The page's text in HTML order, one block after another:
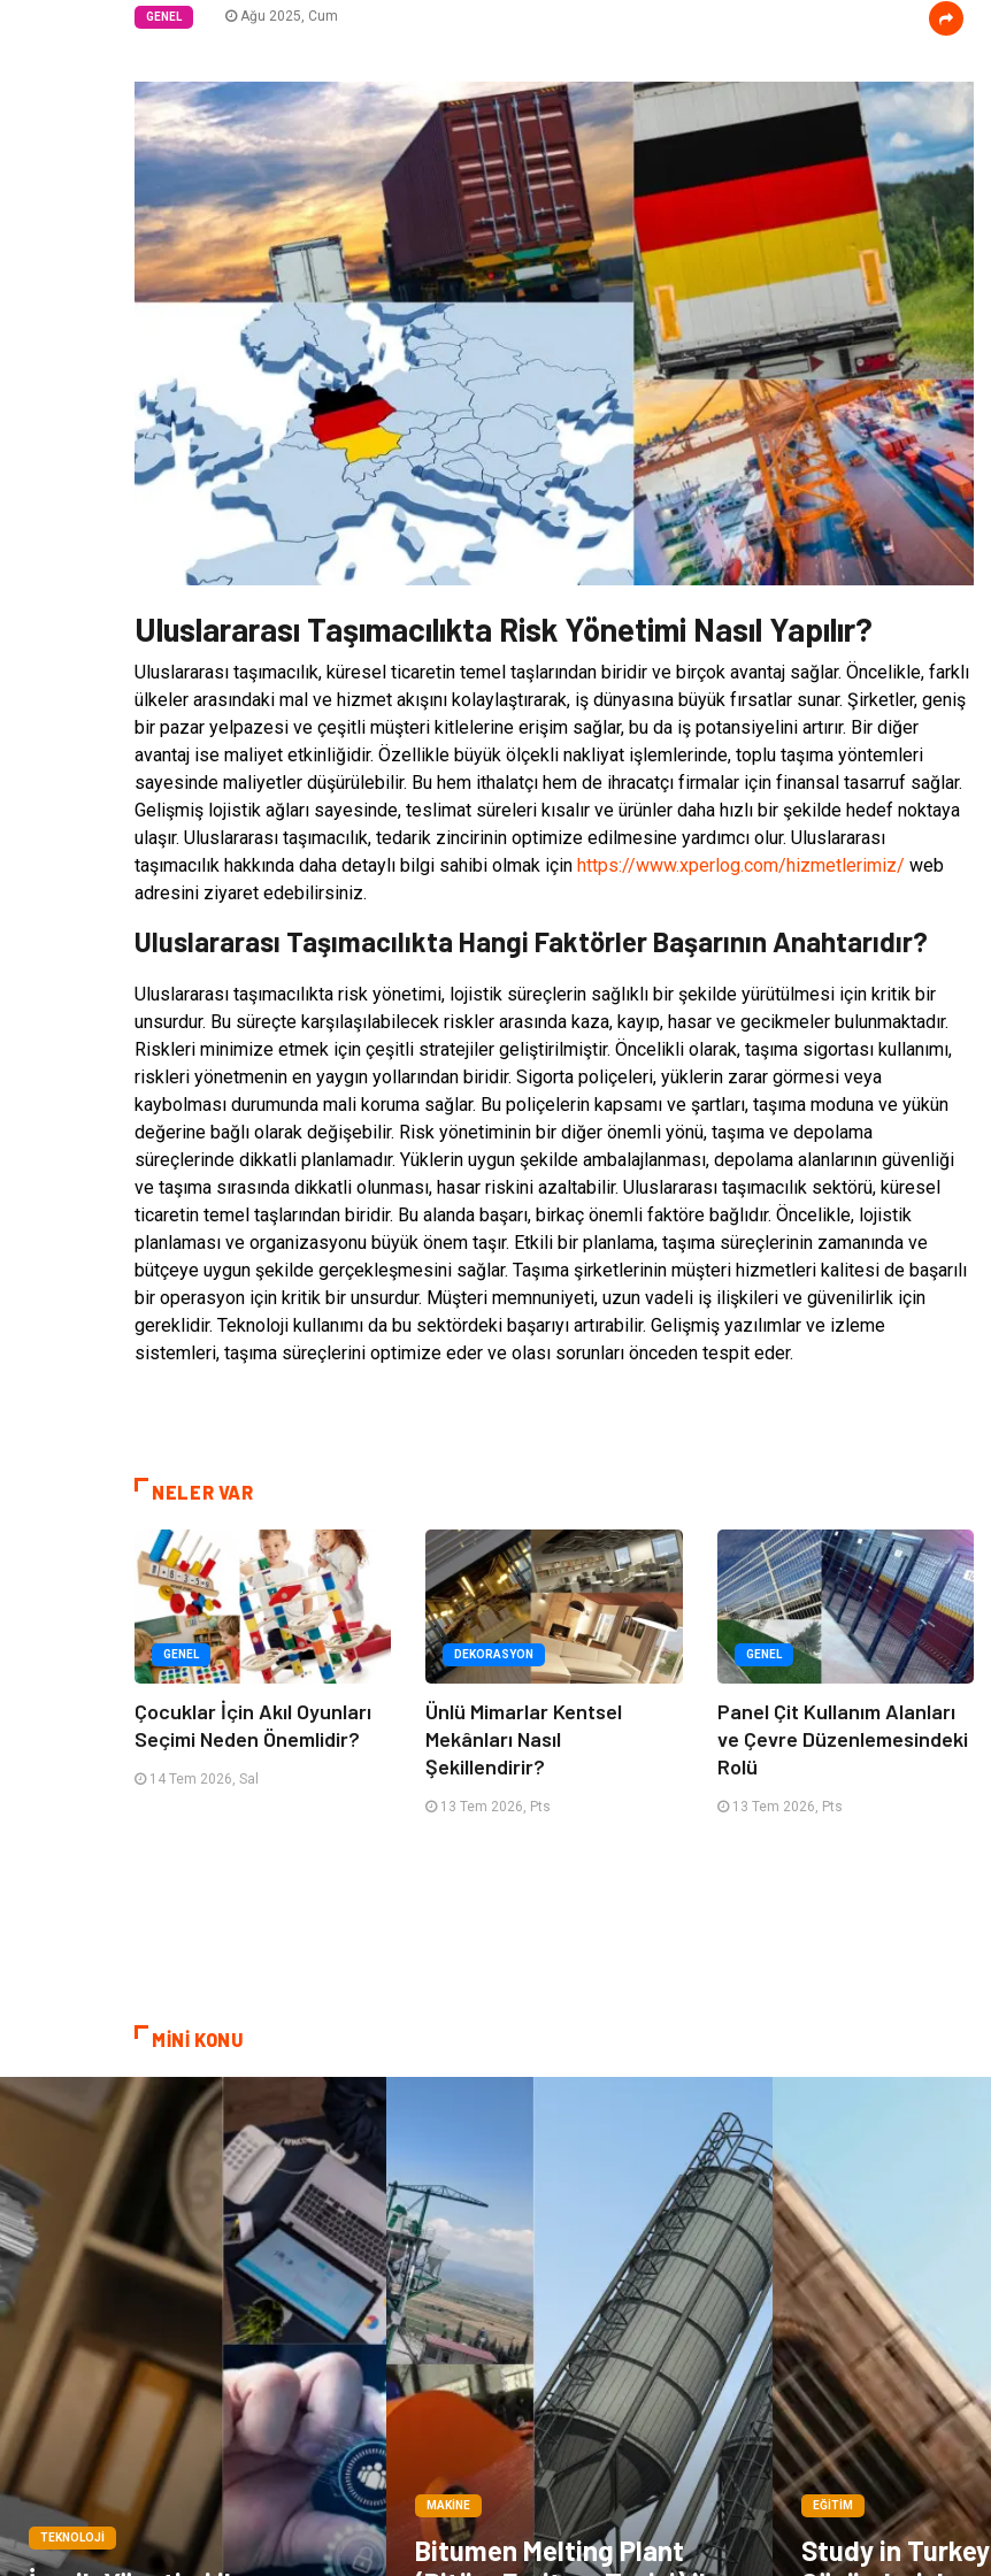
GENEL Ağu 2025, Cum
Uluslararası Taşımacılıkta Risk Yönetimi Nasıl Yapılır?
Uluslararası taşımacılık, küresel ticaretin temel taşlarından biridir ve birçok avantaj sağlar. Öncelikle, farklı
ülkeler arasındaki mal ve hizmet akışını kolaylaştırarak, iş dünyasına büyük fırsatlar sunar. Şirketler, geniş
bir pazar yelpazesi ve çeşitli müşteri kitlelerine erişim sağlar, bu da iş potansiyelini artırır. Bir diğer
avantaj ise maliyet etkinliğidir. Özellikle büyük ölçekli nakliyat işlemlerinde, toplu taşıma yöntemleri
sayesinde maliyetler düşürülebilir. Bu hem ithalatçı hem de ihracatçı firmalar için finansal tasarruf sağlar.
Gelişmiş lojistik ağları sayesinde, teslimat süreleri kısalır ve ürünler daha hızlı bir şekilde hedef noktaya
ulaşır. Uluslararası taşımacılık, tedarik zincirinin optimize edilmesine yardımcı olur. Uluslararası
taşımacılık hakkında daha detaylı bilgi sahibi olmak için https://www.xperlog.com/hizmetlerimiz/ web
adresini ziyaret edebilirsiniz.
Uluslararası Taşımacılıkta Hangi Faktörler Başarının Anahtarıdır?
Uluslararası taşımacılıkta risk yönetimi, lojistik süreçlerin sağlıklı bir şekilde yürütülmesi için kritik bir
unsurdur. Bu süreçte karşılaşılabilecek riskler arasında kaza, kayıp, hasar ve gecikmeler bulunmaktadır.
Riskleri minimize etmek için çeşitli stratejiler geliştirilmiştir. Öncelikli olarak, taşıma sigortası kullanımı,
riskleri yönetmenin en yaygın yollarından biridir. Sigorta poliçeleri, yüklerin zarar görmesi veya
kaybolması durumunda mali koruma sağlar. Bu poliçelerin kapsamı ve şartları, taşıma moduna ve yükün
değerine bağlı olarak değişebilir. Risk yönetiminin bir diğer önemli yönü, taşıma ve depolama
süreçlerinde dikkatli planlamadır. Yüklerin uygun şekilde ambalajlanması, depolama alanlarının güvenliği
ve taşıma sırasında dikkatli olunması, hasar riskini azaltabilir. Uluslararası taşımacılık sektörü, küresel
ticaretin temel taşlarından biridir. Bu alanda başarı, birkaç önemli faktöre bağlıdır. Öncelikle, lojistik
planlaması ve organizasyonu büyük önem taşır. Etkili bir planlama, taşıma süreçlerinin zamanında ve
bütçeye uygun şekilde gerçekleşmesini sağlar. Taşıma şirketlerinin müşteri hizmetleri kalitesi de başarılı
bir operasyon için kritik bir unsurdur. Müşteri memnuniyeti, uzun vadeli iş ilişkileri ve güvenilirlik için
gereklidir. Teknoloji kullanımı da bu sektördeki başarıyı artırabilir. Gelişmiş yazılımlar ve izleme
sistemleri, taşıma süreçlerini optimize eder ve olası sorunları önceden tespit eder.
NELER VAR
GENEL
Çocuklar İçin Akıl Oyunları
Seçimi Neden Önemlidir?
14 Tem 2026, Sal
DEKORASYON
Ünlü Mimarlar Kentsel
Mekânları Nasıl
Şekillendirir?
13 Tem 2026, Pts
GENEL
Panel Çit Kullanım Alanları
ve Çevre Düzenlemesindeki
Rolü
13 Tem 2026, Pts
MİNİ KONU
TEKNOLOJI
MAKINE
Bitumen Melting Plant
EĞITIM
Study in Turkey